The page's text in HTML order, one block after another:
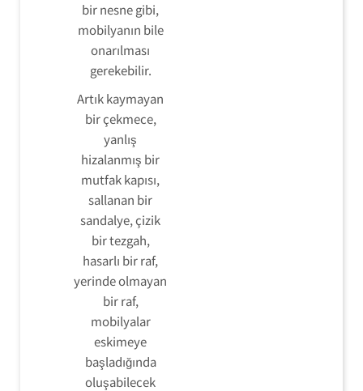
bir nesne gibi,
mobilyanın bile
onarılması
gerekebilir.
Artık kaymayan
bir çekmece,
yanlış
hizalanmış bir
mutfak kapısı,
sallanan bir
sandalye, çizik
bir tezgah,
hasarlı bir raf,
yerinde olmayan
bir raf,
mobilyalar
eskimeye
başladığında
oluşabilecek